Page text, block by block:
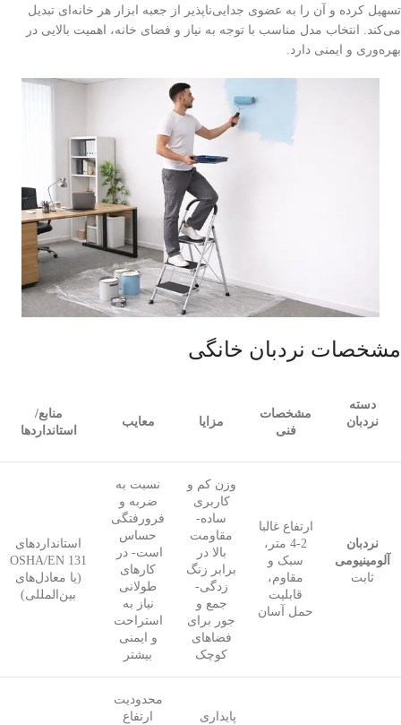
تسهیل کرده و آن را به عضوی جدایی‌ناپذیر از جعبه ابزار هر خانه‌ای تبدیل
می‌کند. انتخاب مدل مناسب با توجه به نیاز و فضای خانه، اهمیت بالایی در
بهره‌وری و ایمنی دارد.
مشخصات نردبان خانگی
دسته
نردبان
مشخصات
فنی
مزایا معایب
منابع/
استانداردها
نردبان
آلومینیومی
ثابت
ارتفاع غالبا
2-4 متر،
سبک و
مقاوم،
قابلیت
حمل آسان
وزن کم و
کاربری
ساده-
مقاومت
بالا در
برابر زنگ
زدگی-
جمع و
جور برای
فضاهای
کوچک
نسبت به
ضربه و
فرورفتگی
حساس
است- در
کارهای
طولانی
نیاز به
استراحت
و ایمنی
بیشتر
استانداردهای
OSHA/EN 131
(یا معادل‌های
بین‌المللی)
پایداری
محدودیت
ارتفاع